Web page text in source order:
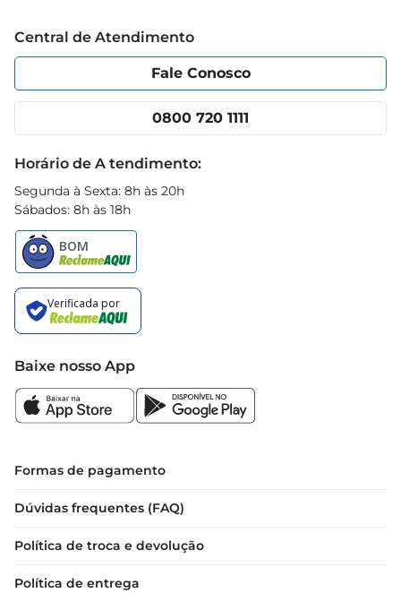
Política de Privacidade
Portal do fornecedor
Cencosud Media
Código de Ética
App Prezunic
Central de Atendimento
Fale Conosco
0800 720 1111
Horário de A tendimento:
Segunda à Sexta: 8h às 20h
Sábados: 8h às 18h
Baixe nosso App
Formas de pagamento
Dúvidas frequentes (FAQ)
Política de troca e devolução
Política de entrega